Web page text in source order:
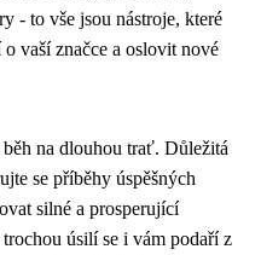
- to vše jsou nástroje, které
vaší značce a oslovit nové
na dlouhou trať. Důležitá
se příběhy úspěšných
silné a prosperující
úsilí se i vám podaří z